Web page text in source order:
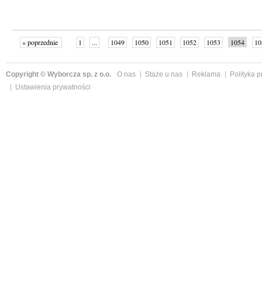
« poprzednie 1 ... 1049 1050 1051 1052 1053 1054
Copyright © Wyborcza sp. z o.o. O nas Staże u nas Reklama
Polityka
Ustawienia prywatności